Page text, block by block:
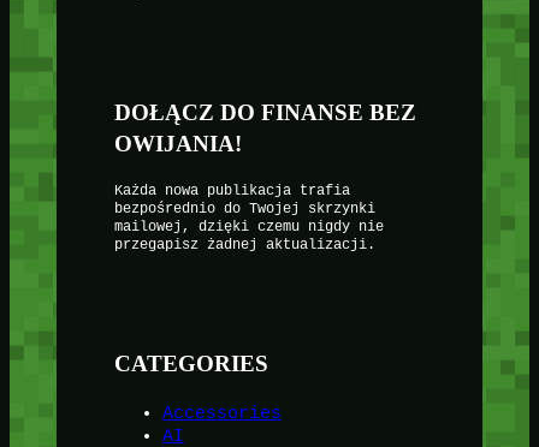
DOŁĄCZ DO FINANSE BEZ
OWIJANIA!
Każda nowa publikacja trafia
bezpośrednio do Twojej skrzynki
mailowej, dzięki czemu nigdy nie
przegapisz żadnej aktualizacji.
CATEGORIES
Accessories
AI